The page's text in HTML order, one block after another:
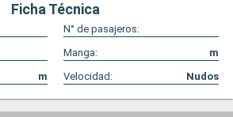
Ficha Técnica
N° de pasajeros:
Manga:
m
m Velocidad: Nudos